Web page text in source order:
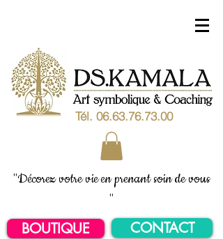
Tél. 06.63.76.73.00
"Décorez votre vie en prenant soin de vous
"
BOUTIQUE CONTACT